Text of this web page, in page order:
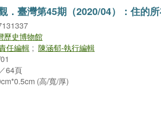
．臺灣第45期（2020/04）：住的
歷史博物館
任編輯 ; 陳涵郁-執行編輯
64頁
(高/寬/厚)